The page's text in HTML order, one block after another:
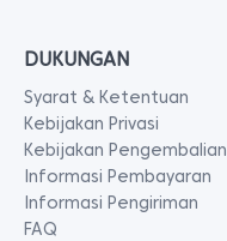
DUKUNGAN
Syarat & Ketentuan
Kebijakan Privasi
Kebijakan Pengembalian
Informasi Pembayaran
Informasi Pengiriman
FAQ